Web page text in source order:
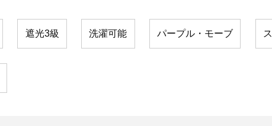
遮光3級 洗濯可能 パープル・モーブ